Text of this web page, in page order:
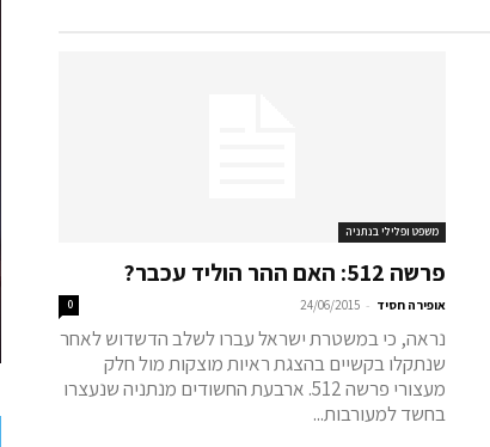
משפט ופלילי בנתניה
פרשה 512: האם ההר הוליד עכבר?
אופירה חסיד -
24/06/2015
0
נראה, כי במשטרת ישראל עברו לשלב הדשדוש לאחר
שנתקלו בקשיים בהצגת ראיות מוצקות מול חלק
מעצורי פרשה 512. ארבעת החשודים מנתניה שנעצרו
בחשד למעורבות...